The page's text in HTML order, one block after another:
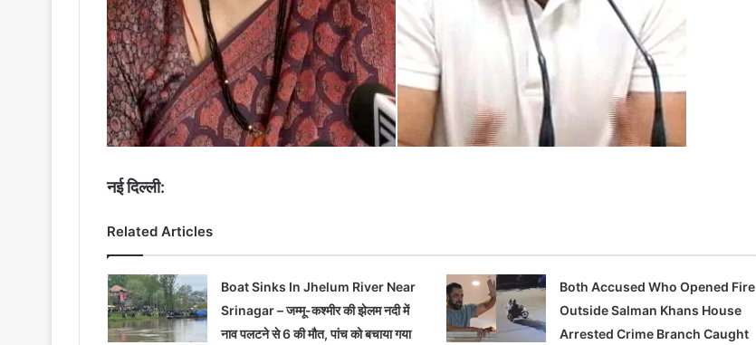
नई दिल्ली:
Related Articles
Boat Sinks In Jhelum River Near
Srinagar – जम्मू-कश्मीर की झेलम नदी में
नाव पलटने से 6 की मौत, पांच को बचाया गया
Both Accused Who Opened Fire
Outside Salman Khans House
Arrested Crime Branch Caught